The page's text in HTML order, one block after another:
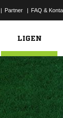
| Partner | FAQ &
LIGEN